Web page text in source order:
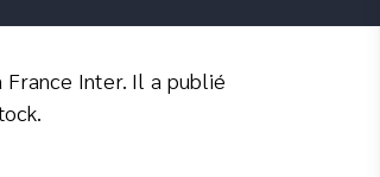
Inter. Il a publié